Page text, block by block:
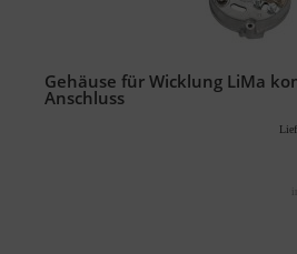
Gehäuse für Wicklung LiMa
Anschluss